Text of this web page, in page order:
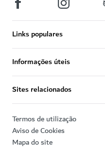
Links populares
Informações úteis
Sites relacionados
Termos de utilização
Aviso de Cookies
Mapa do site